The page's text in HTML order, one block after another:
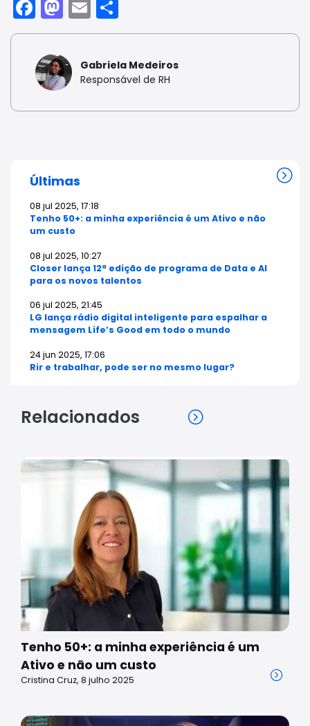
Facebook
Mastodon
Email
Gabriela Medeiros
Responsável de RH
Últimas
08 jul 2025, 17:18
Tenho 50+: a minha experiência é um Ativo e não
um custo
08 jul 2025, 10:27
Closer lança 12ª edição de programa de Data e AI
para os novos talentos
06 jul 2025, 21:45
LG lança rádio digital inteligente para espalhar a
mensagem Life’s Good em todo o mundo
24 jun 2025, 17:06
Rir e trabalhar, pode ser no mesmo lugar?
Relacionados
Tenho 50+: a minha experiência é um
Ativo e não um custo
Cristina Cruz, 8 julho 2025